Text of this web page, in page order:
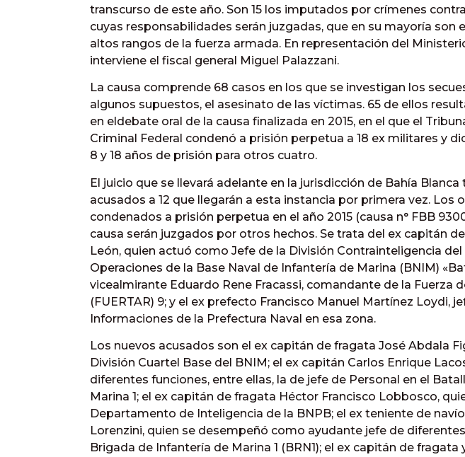
transcurso de este año. Son 15 los imputados por crímenes
cuyas responsabilidades serán juzgadas, que en su mayoría son
altos rangos de la fuerza armada. En representación del
interviene el fiscal general Miguel Palazzani.
La causa comprende 68 casos en los que se investigan los
algunos supuestos, el asesinato de las víctimas. 65 de ellos
en eldebate oral de la causa finalizada en 2015, en el que el
Criminal Federal condenó a prisión perpetua a 18 ex militares y
8 y 18 años de prisión para otros cuatro.
El juicio que se llevará adelante en la jurisdicción de Bahía Blanca
acusados a 12 que llegarán a esta instancia por primera vez. Los
condenados a prisión perpetua en el año 2015 (causa n° FBB
causa serán juzgados por otros hechos. Se trata del ex capitán
León, quien actuó como Jefe de la División Contrainteligencia
Operaciones de la Base Naval de Infantería de Marina (BNIM)
vicealmirante Eduardo Rene Fracassi, comandante de la Fuerza
(FUERTAR) 9; y el ex prefecto Francisco Manuel Martínez Loydi,
Informaciones de la Prefectura Naval en esa zona.
Los nuevos acusados son el ex capitán de fragata José Abdala
División Cuartel Base del BNIM; el ex capitán Carlos Enrique
diferentes funciones, entre ellas, la de jefe de Personal en el
Marina 1; el ex capitán de fragata Héctor Francisco Lobbosco,
Departamento de Inteligencia de la BNPB; el ex teniente de
Lorenzini, quien se desempeñó como ayudante jefe de
Brigada de Infantería de Marina 1 (BRN1); el ex capitán de fragata